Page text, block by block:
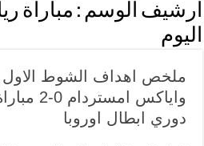
أرشيف الوسم : مباراة
اليوم
ملخص اهداف الشوط الاول
دوري ابطال اوروبا